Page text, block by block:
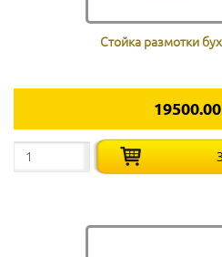
Стойка размотки